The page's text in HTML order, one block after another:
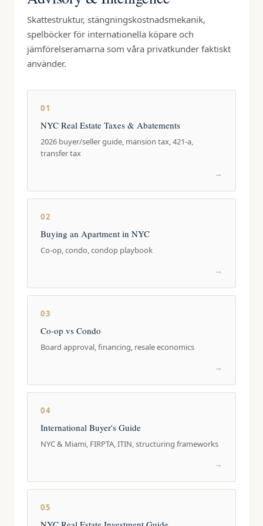
Skattestruktur, stängningskostnadsmekanik,
spelböcker för internationella köpare och
jämförelseramarna som våra privatkunder faktiskt
använder.
01
NYC Real Estate Taxes & Abatements
2026 buyer/seller guide, mansion tax, 421-a,
transfer tax
→
02
Buying an Apartment in NYC
Co-op, condo, condop playbook
→
03
Co-op vs Condo
Board approval, financing, resale economics
→
04
International Buyer's Guide
NYC & Miami, FIRPTA, ITIN, structuring frameworks
→
05